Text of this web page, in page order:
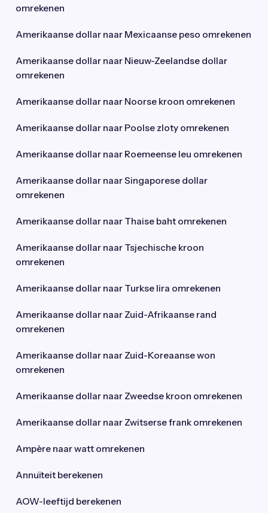
omrekenen
Amerikaanse dollar naar Mexicaanse peso omrekenen
Amerikaanse dollar naar Nieuw-Zeelandse dollar
omrekenen
Amerikaanse dollar naar Noorse kroon omrekenen
Amerikaanse dollar naar Poolse zloty omrekenen
Amerikaanse dollar naar Roemeense leu omrekenen
Amerikaanse dollar naar Singaporese dollar
omrekenen
Amerikaanse dollar naar Thaise baht omrekenen
Amerikaanse dollar naar Tsjechische kroon
omrekenen
Amerikaanse dollar naar Turkse lira omrekenen
Amerikaanse dollar naar Zuid-Afrikaanse rand
omrekenen
Amerikaanse dollar naar Zuid-Koreaanse won
omrekenen
Amerikaanse dollar naar Zweedse kroon omrekenen
Amerikaanse dollar naar Zwitserse frank omrekenen
Ampère naar watt omrekenen
Annuïteit berekenen
AOW-leeftijd berekenen